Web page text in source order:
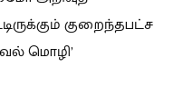
குறைந்தபட்ச
மொழி’